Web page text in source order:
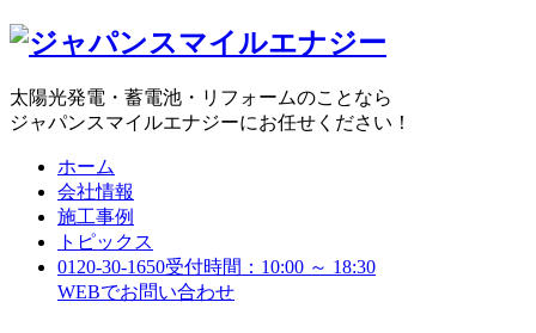
太陽光発電・蓄電池・リフォームのことなら
ジャパンスマイルエナジーにお任せください！
ホーム
会社情報
施工事例
トピックス
0120-30-1650受付時間：10:00 ～ 18:30
WEBでお問い合わせ